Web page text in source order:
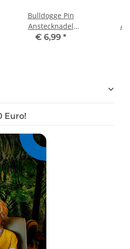
Bulldogge Pin
Anstecknadel
Anstecker Button
€ 6,99 *
Euro!